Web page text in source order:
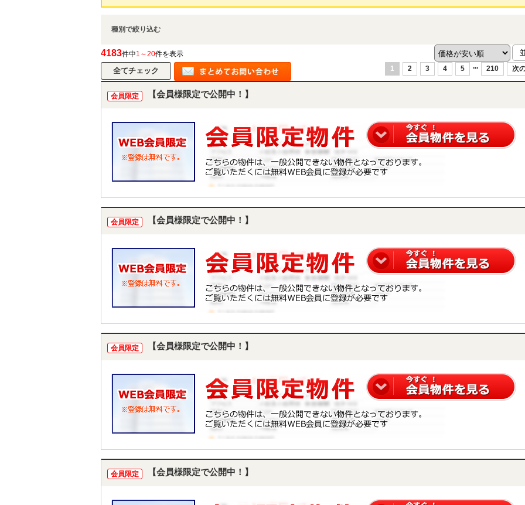
種別で絞り込む
4183件中1～20件を表示
1
2 3 4 5 ... 210 次
会員限定 【会員様限定で公開中！】
会員限定 【会員様限定で公開中！】
会員限定 【会員様限定で公開中！】
会員限定 【会員様限定で公開中！】